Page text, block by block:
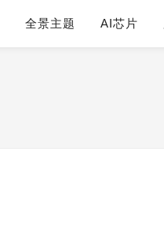
全景主题 AI芯片